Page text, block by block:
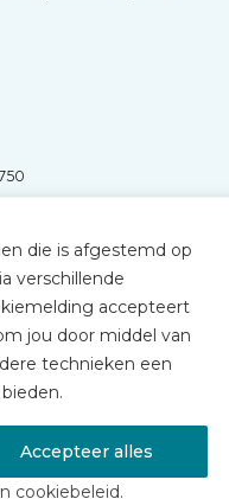
die is afgestemd op
verschillende
accepteert
jou door middel van
technieken een
Accepteer alles
cookiebeleid.